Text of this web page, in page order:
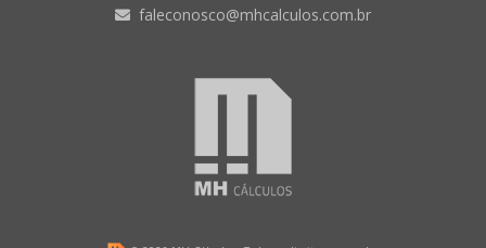
faleconosco@mhcalculos.com.br